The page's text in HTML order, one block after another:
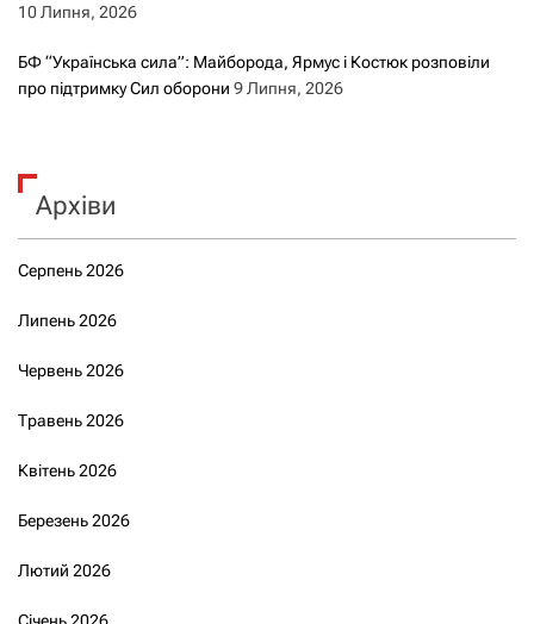
10 Липня, 2026
БФ “Українська сила”: Майборода, Ярмус і Костюк розповіли
про підтримку Сил оборони 9 Липня, 2026
Архіви
Серпень 2026
Липень 2026
Червень 2026
Травень 2026
Квітень 2026
Березень 2026
Лютий 2026
Січень 2026